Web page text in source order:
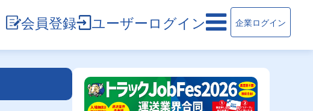
会員登録 ユーザーログイン 企業ログイン